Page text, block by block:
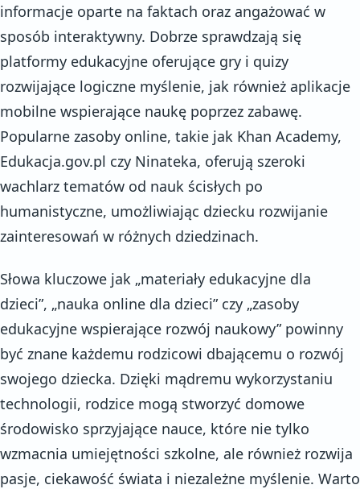
informacje oparte na faktach oraz angażować w
sposób interaktywny. Dobrze sprawdzają się
platformy edukacyjne oferujące gry i quizy
rozwijające logiczne myślenie, jak również aplikacje
mobilne wspierające naukę poprzez zabawę.
Popularne zasoby online, takie jak Khan Academy,
Edukacja.gov.pl czy Ninateka, oferują szeroki
wachlarz tematów od nauk ścisłych po
humanistyczne, umożliwiając dziecku rozwijanie
zainteresowań w różnych dziedzinach.
Słowa kluczowe jak „materiały edukacyjne dla
dzieci”, „nauka online dla dzieci” czy „zasoby
edukacyjne wspierające rozwój naukowy” powinny
być znane każdemu rodzicowi dbającemu o rozwój
swojego dziecka. Dzięki mądremu wykorzystaniu
technologii, rodzice mogą stworzyć domowe
środowisko sprzyjające nauce, które nie tylko
wzmacnia umiejętności szkolne, ale również rozwija
pasje, ciekawość świata i niezależne myślenie. Warto